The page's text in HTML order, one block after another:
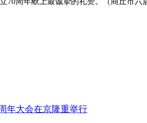
年大会在京隆重举行